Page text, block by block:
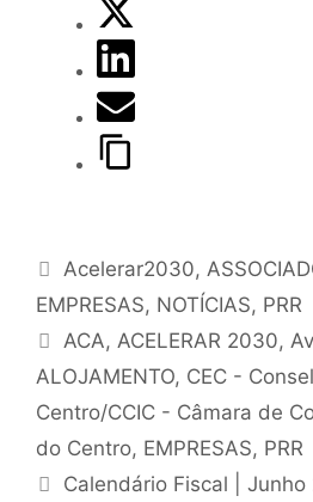
Acelerar2030,
EMPRESAS, NOTÍCIAS, PRR
ACA, ACELERAR 2030,
ALOJAMENTO, CEC -
Centro/CCIC - Câmara de
do Centro, EMPRESAS, PRR
Calendário Fiscal | Junho